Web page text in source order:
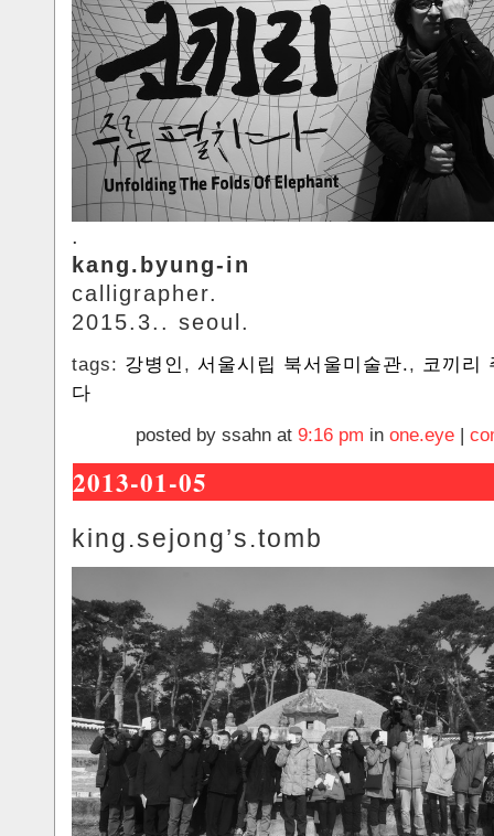
.
kang.byung-in
calligrapher.
2015.3.. seoul.
tags: 강병인 , 서울시립 북서울미술관., 코끼리
다
posted by ssahn at 9:16 pm in one.eye |
2013-01-05
king.sejong’s.tomb